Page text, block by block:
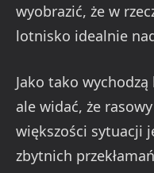
wyobrazić, że w
lotnisko idealnie
Jako tako wychodzą
ale widać, że
większości sytuacji
zbytnich